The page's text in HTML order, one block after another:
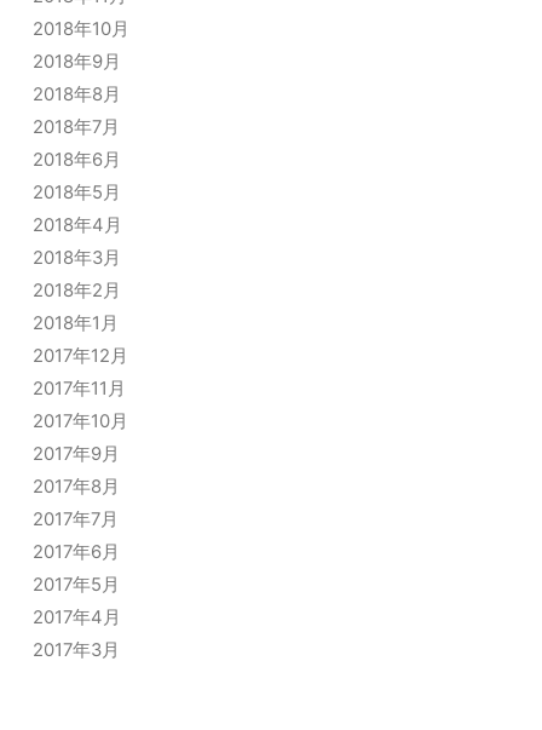
2018年10月
2018年9月
2018年8月
2018年7月
2018年6月
2018年5月
2018年4月
2018年3月
2018年2月
2018年1月
2017年12月
2017年11月
2017年10月
2017年9月
2017年8月
2017年7月
2017年6月
2017年5月
2017年4月
2017年3月